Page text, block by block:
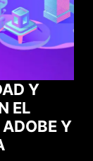
MAXIMIZA